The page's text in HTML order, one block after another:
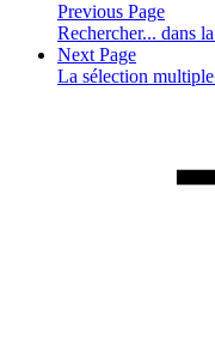
Previous Page
Rechercher... dans
Next Page
La sélection